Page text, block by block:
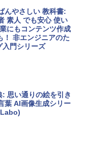
】 HP ノートパソコ
メモリ 512GB
Air M5チップ搭載
ク：AIとApple Intell
ファイドメモリ、1
- 1000 Robux 【限
ムを含む】 【オンラ
ブロックス |オン
& Business 202
インコード版|Wind
んやさしい 教科書:
素人 でも安心 使い
にもコンテンツ作成
非エンジニアのた
入門シリーズ
思い通りの絵を引き
葉 AI画像生成シリー